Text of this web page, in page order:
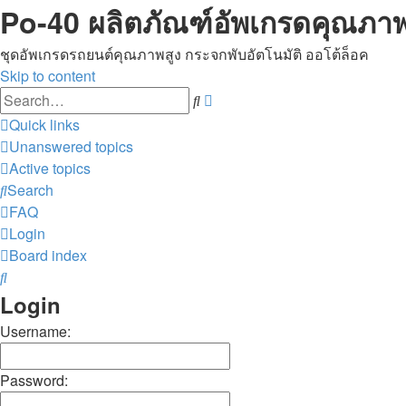
Po-40 ผลิตภัณฑ์อัพเกรดคุณภา
ชุดอัพเกรดรถยนต์คุณภาพสูง กระจกพับอัตโนมัติ ออโต้ล็อค
Skip to content
Search
Quick links
Unanswered topics
Active topics
Search
FAQ
Login
Board index
Search
Login
Username:
Password: